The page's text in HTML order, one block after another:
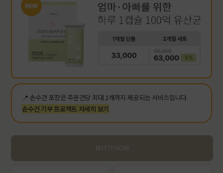
📍 손수건 포장은 주문건당 최대 2개까지 제공되는 서비스입니다.
손수건 기부 프로젝트 자세히 보기
BUY IT NOW